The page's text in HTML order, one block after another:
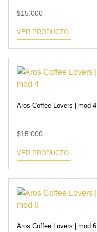
$15.000
VER PRODUCTO
Aros Coffee Lovers | mod 4
$15.000
VER PRODUCTO
Aros Coffee Lovers | mod 6